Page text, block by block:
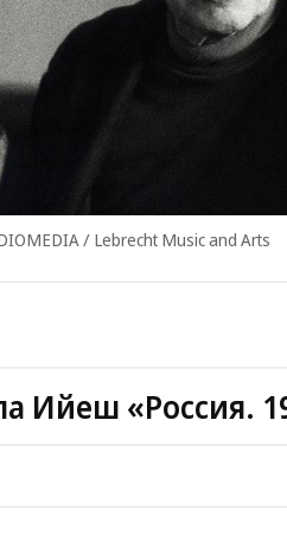
/ Lebrecht Music and Arts
Ийеш «Россия.